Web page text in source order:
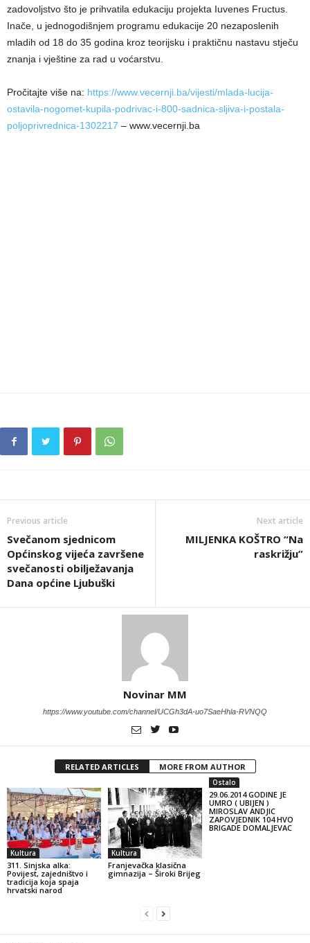
zadovoljstvo što je prihvatila edukaciju projekta Iuvenes Fructus.
Inače, u jednogodišnjem programu edukacije 20 nezaposlenih
mladih od 18 do 35 godina kroz teorijsku i praktičnu nastavu stječu
znanja i vještine za rad u voćarstvu.
Pročitajte više na: https://www.vecernji.ba/vijesti/mlada-lucija-
ostavila-nogomet-kupila-podrivac-i-800-sadnica-sljiva-i-postala-
poljoprivrednica-1302217 – www.vecernji.ba
Previous article
Svečanom sjednicom
Općinskog vijeća završene
svečanosti obilježavanja
Dana općine Ljubuški
Next article
MILJENKA KOŠTRO “Na
raskrižju”
Novinar MM
https://www.youtube.com/channel/UCGh3dA-uo7SaeHhla-RVNQQ
RELATED ARTICLES MORE FROM AUTHOR
Kultura
311. Sinjska alka:
Povijest, zajedništvo i
tradicija koja spaja
hrvatski narod
Kultura
Franjevačka klasična
gimnazija – Široki Brijeg
Ostalo
29.06.2014 GODINE JE
UMRO ( UBIJEN )
MIROSLAV ANDJIC
ZAPOVJEDNIK 104 HVO
BRIGADE DOMALJEVAC